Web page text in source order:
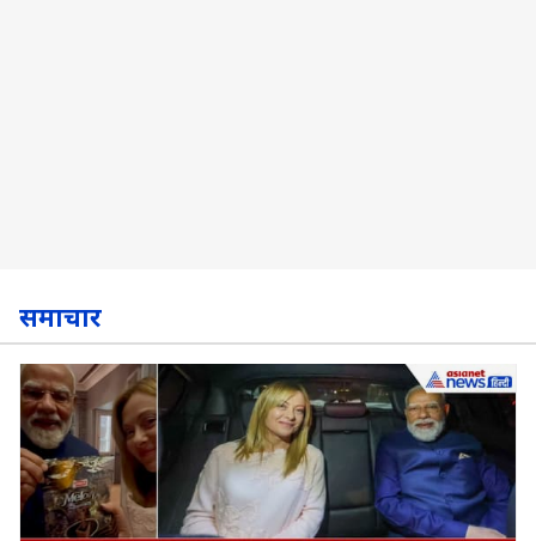
समाचार